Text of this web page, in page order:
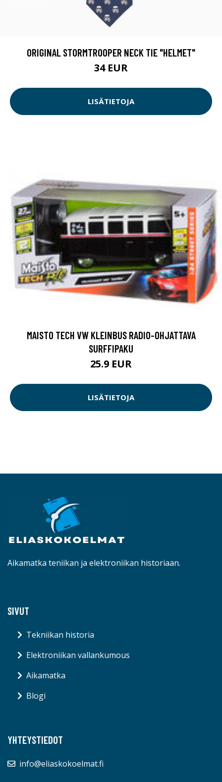
ORIGINAL STORMTROOPER NECK TIE "HELMET"
34 EUR
LISÄTIETOJA
MAISTO TECH VW KLEINBUS RADIO-OHJATTAVA
SURFFIPAKU
25.9 EUR
LISÄTIETOJA
Aikamatka teniikan ja elektroniikan historiaan.
SIVUT
Tekniikan historia
Elektroniikan vallankumous
Aikamatka
Blogi
YHTEYSTIEDOT
info@eliaskokoelmat.fi